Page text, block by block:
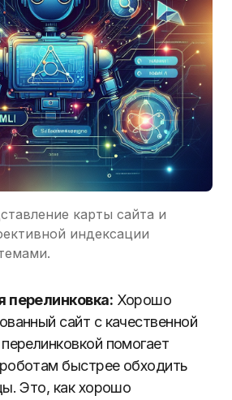
карты сайта и
индексации
перелинковка: Хорошо
сайт с качественной
помогает
быстрее обходить
Это, как хорошо